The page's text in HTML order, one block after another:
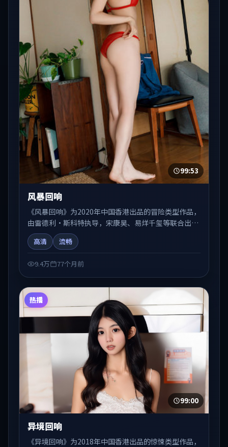
99:53
风暴回响
《风暴回响》为2020年中国香港出品的冒险类型作品，
由雷德利·斯科特执导，宋康昊、易烊千玺等联合出
演。剧情在人物弧光与节奏推进中展开，兼具叙事张力
与视听质感。适合关注国产在线观看、热播国产剧与院
高清 流畅
9.4万 77个月前
热播
99:00
异境回响
《异境回响》为2018年中国香港出品的惊悚类型作品，